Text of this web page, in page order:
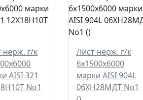
нерж. г/к
AISI 321
No1
Лист нерж. г/к
6х1500х6000
марки AISI 904L
06ХН28МДТ No1